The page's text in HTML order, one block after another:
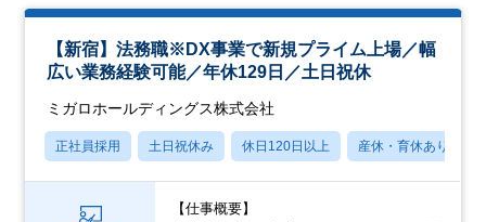
【新宿】法務職※DX事業で新規プライム上場／幅
広い業務経験可能／年休129日／土日祝休
ミガロホールディングス株式会社
正社員採用 土日祝休み 休日120日以上 産休・育休あり
【仕事概要】